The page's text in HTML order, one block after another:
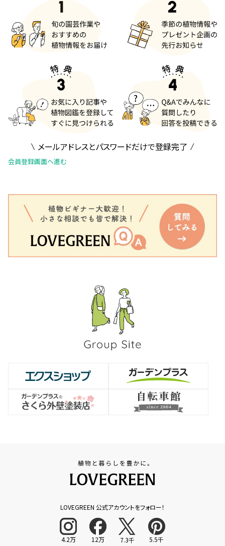
メールアドレスとパスワードだけで登録完了
会員登録画面へ進む
LOVEGREEN 公式アカウントをフォロー！
4.2万 12万 7.3千 5.5千